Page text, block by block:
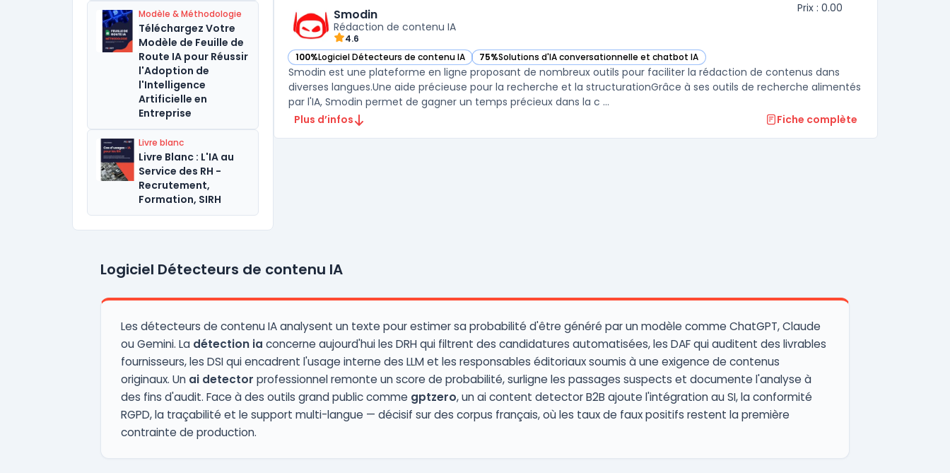
Modèle & Méthodologie
Téléchargez Votre
Modèle de Feuille de
Route IA pour Réussir
l'Adoption de
l'Intelligence
Artificielle en
Entreprise
Livre blanc
Livre Blanc : L'IA au
Service des RH -
Recrutement,
Formation, SIRH
Smodin
Rédaction de contenu IA
4.6
Prix : 0.00
100%Logiciel Détecteurs de contenu IA
— voir Smodin dans cette catégorie 75%Solutions d'IA conversationnelle et chatbot IA
— voir Smodin dans cette catégorie
Smodin est une plateforme en ligne proposant de nombreux outils pour faciliter la rédaction de contenus dans
diverses langues.Une aide précieuse pour la recherche et la structurationGrâce à ses outils de recherche alimentés
par l'IA, Smodin permet de gagner un temps précieux dans la c ...
Plus d’infos
Fiche complète
Logiciel Détecteurs de contenu IA
Les détecteurs de contenu IA analysent un texte pour estimer sa probabilité d'être généré par un modèle comme ChatGPT, Claude
ou Gemini. La détection ia concerne aujourd'hui les DRH qui filtrent des candidatures automatisées, les DAF qui auditent des livrables
fournisseurs, les DSI qui encadrent l'usage interne des LLM et les responsables éditoriaux soumis à une exigence de contenus
originaux. Un ai detector professionnel remonte un score de probabilité, surligne les passages suspects et documente l'analyse à
des fins d'audit. Face à des outils grand public comme gptzero, un ai content detector B2B ajoute l'intégration au SI, la conformité
RGPD, la traçabilité et le support multi-langue — décisif sur des corpus français, où les taux de faux positifs restent la première
contrainte de production.